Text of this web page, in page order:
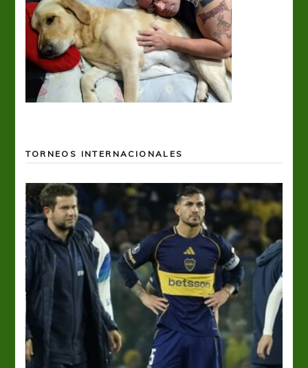
TORNEOS INTERNACIONALES